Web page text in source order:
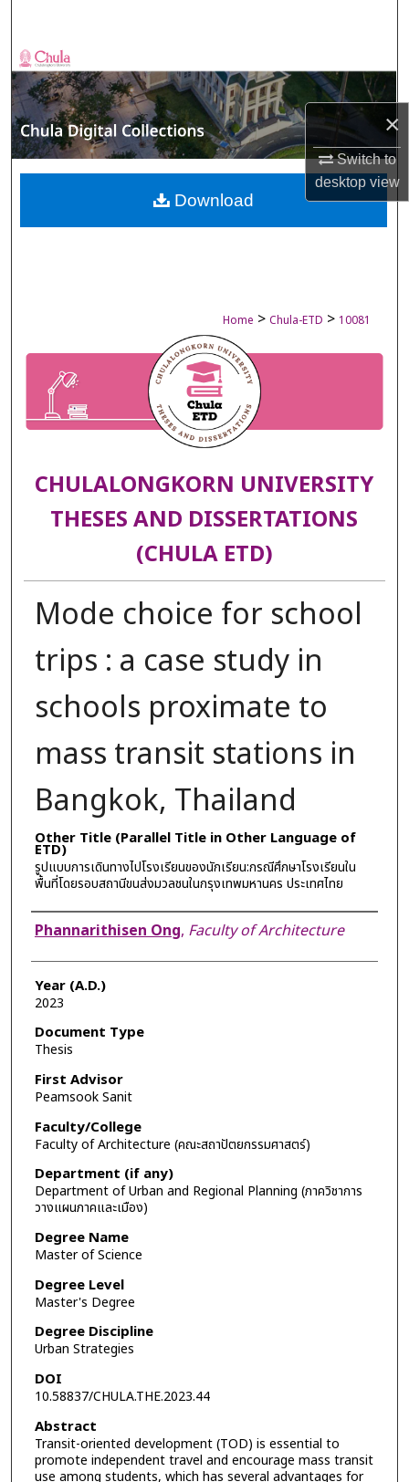
×
Switch to
desktopview
Browse Collections
My Account
About
Digital Commons Network™
Home > Chula-ETD > 10081
CHULALONGKORN UNIVERSITY
THESES AND DISSERTATIONS
(CHULA ETD)
Mode choice for school
trips : a case study in
schools proximate to
mass transit stations in
Bangkok, Thailand
Other Title (Parallel Title in Other Language of
ETD)
รูปแบบการเดินทางไปโรงเรียนของนักเรียน:กรณีศึกษาโรงเรียนใน
พื้นที่โดยรอบสถานีขนส่งมวลชนในกรุงเทพมหานคร ประเทศไทย
Author
Phannarithisen Ong, Faculty of Architecture
Year (A.D.)
2023
Document Type
Thesis
First Advisor
Peamsook Sanit
Faculty/College
Faculty of Architecture (คณะสถาปัตยกรรมศาสตร์)
Department (if any)
Department of Urban and Regional Planning (ภาควิชาการ
วางแผนภาคและเมือง)
Degree Name
Master of Science
Degree Level
Master's Degree
Degree Discipline
Urban Strategies
DOI
10.58837/CHULA.THE.2023.44
Abstract
Transit-oriented development (TOD) is essential to
promote independent travel and encourage mass transit
use among students, which has several advantages for
Download